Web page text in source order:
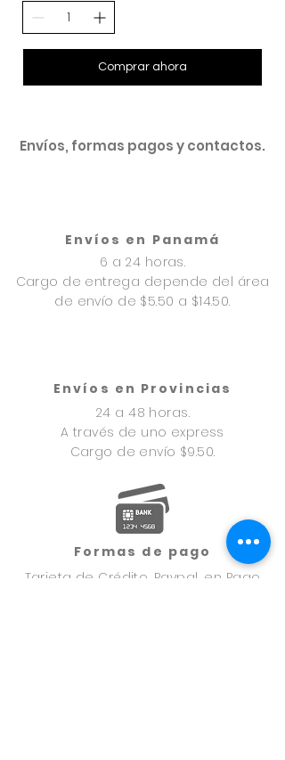
Comprar ahora
Envíos, formas pagos y contactos.
Envíos en Panamá
6 a 24 horas.
Cargo de entrega depende del área
de envío de $5.50 a $14.50.
Envíos en Provincias
24 a 48 horas.
A través de uno express
Cargo de envío $9.50.
Formas de pago
Tarjeta de Crédito, Paypal, en Pago